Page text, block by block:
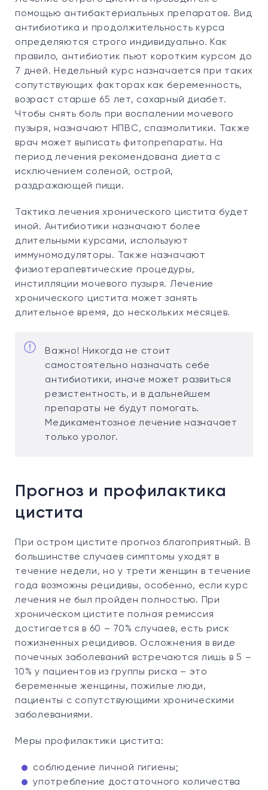
помощью антибактериальных препаратов. Вид
антибиотика и продолжительность курса
определяются строго индивидуально. Как
правило, антибиотик пьют коротким курсом до
7 дней. Недельный курс назначается при таких
сопутствующих факторах как беременность,
возраст старше 65 лет, сахарный диабет.
Чтобы снять боль при воспалении мочевого
пузыря, назначают НПВС, спазмолитики. Также
врач может выписать фитопрепараты. На
период лечения рекомендована диета с
исключением соленой, острой,
раздражающей пищи.
Тактика лечения хронического цистита будет
иной. Антибиотики назначают более
длительными курсами, используют
иммуномодуляторы. Также назначают
физиотерапевтические процедуры,
инстилляции мочевого пузыря. Лечение
хронического цистита может занять
длительное время, до нескольких месяцев.
Важно! Никогда не стоит
самостоятельно назначать себе
антибиотики, иначе может развиться
резистентность, и в дальнейшем
препараты не будут помогать.
Медикаментозное лечение назначает
только уролог.
Прогноз и профилактика
цистита
При остром цистите прогноз благоприятный. В
большинстве случаев симптомы уходят в
течение недели, но у трети женщин в течение
года возможны рецидивы, особенно, если курс
лечения не был пройден полностью. При
хроническом цистите полная ремиссия
достигается в 60 – 70% случаев, есть риск
пожизненных рецидивов. Осложнения в виде
почечных заболеваний встречаются лишь в 5 –
10% у пациентов из группы риска – это
беременные женщины, пожилые люди,
пациенты с сопутствующими хроническими
заболеваниями.
Меры профилактики цистита:
соблюдение личной гигиены;
употребление достаточного количества